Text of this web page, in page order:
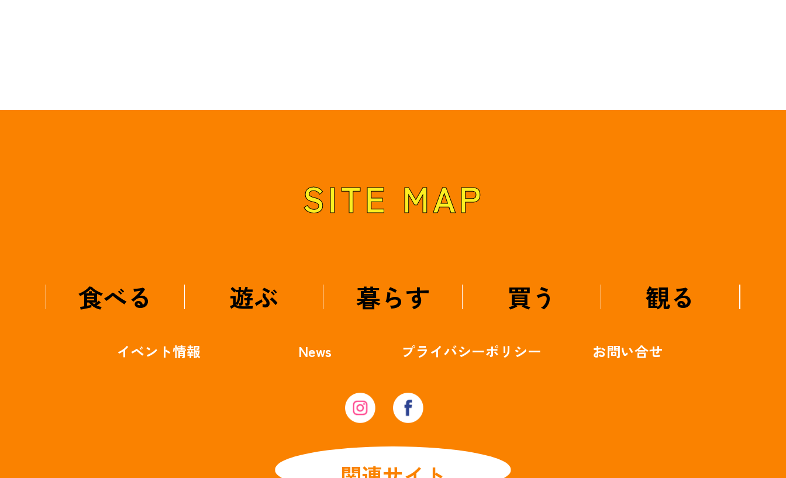
SITE MAP
食べる 遊ぶ 暮らす 買う 観る
イベント情報 News プライバシーポリシー お問い合せ